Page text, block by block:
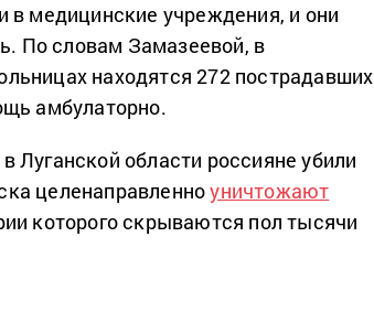
в медицинские учреждения, и они
По словам Замазеевой, в
находятся 272 пострадавших
амбулаторно.
области россияне убили
целенаправленноуничтожают
которого скрываются пол тысячи